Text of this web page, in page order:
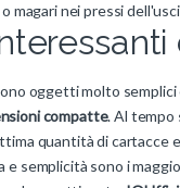
magari nei pressi
oggetti molto semplici
compatte. Al tempo
quantità di cartacce
e semplicità sono i